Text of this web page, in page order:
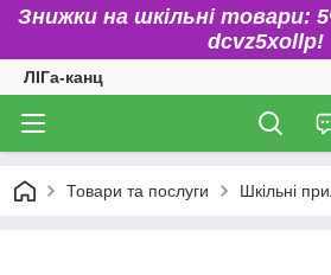
Знижки на шкільні товари:
dcvz5xollp!
ЛІГа-канц
Товари та послуги Шкільні